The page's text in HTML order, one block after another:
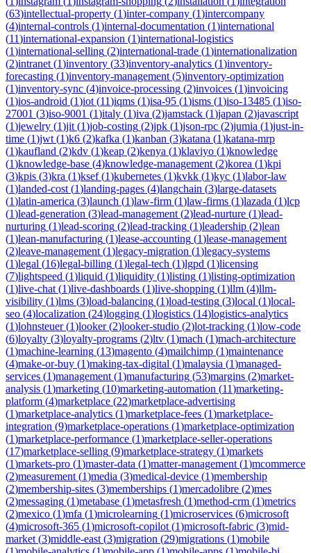
(63)intellectual-property (1)inter-company (1)intercompany
(4)internal-controls (1)internal-documentation (1)international
(11)international-expansion (1)international-logistics
(1)international-selling (2)international-trade (1)internationalization
(2)intranet (1)inventory (33)inventory-analytics (1)inventory-
forecasting (1)inventory-management (5)inventory-optimization
(1)inventory-sync (4)invoice-processing (2)invoices (1)invoicing
(1)ios-android (1)iot (11)iqms (1)isa-95 (1)isms (1)iso-13485 (1)iso-
27001 (3)iso-9001 (1)italy (1)iva (2)jamstack (1)japan (2)javascript
(1)jewelry (1)jit (1)job-costing (2)jpk (1)json-rpc (2)jumia (1)just-in-
time (1)jwt (1)k6 (2)kafka (1)kanban (3)katana (1)katana-mrp
(1)kaufland (2)kdv (1)keap (2)kenya (1)klaviyo (1)knowledge
(1)knowledge-base (4)knowledge-management (2)korea (1)kpi
(3)kpis (3)kra (1)ksef(1)kubernetes (1)kvkk (1)kyc (1)labor-law
(1)landed-cost (1)landing-pages (4)langchain (3)large-datasets
(1)latin-america (3)launch (1)law-firm (1)law-firms (1)lazada (1)lcp
(1)lead-generation (3)lead-management (2)lead-nurture (1)lead-
nurturing (1)lead-scoring (2)lead-tracking (1)leadership (2)lean
(1)lean-manufacturing (1)lease-accounting (1)lease-management
(2)leave-management (1)legacy-migration (1)legacy-systems
(1)legal (16)legal-billing (1)legal-tech (1)lgpd (1)licensing
(7)lightspeed (1)liquid (1)liquidity (1)listing (1)listing-optimization
(1)live-chat (1)live-dashboards (1)live-shopping (1)llm (4)llm-
visibility (1)lms (3)load-balancing (1)load-testing (3)local (1)local-
seo (4)localization (24)logging (1)logistics (14)logistics-analytics
(1)lohnsteuer(1)looker(2)looker-studio (2)lot-tracking (1)low-code
(6)loyalty (3)loyalty-programs (2)ltv (1)mach (1)mach-architecture
(1)machine-learning (13)magento (4)mailchimp (1)maintenance
(4)make-or-buy (1)making-tax-digital (1)malaysia (1)managed-
services (1)management (1)manufacturing (53)margins (2)market-
analysis (1)marketing (10)marketing-automation (11)marketing-
platform (4)marketplace (22)marketplace-advertising
(1)marketplace-analytics (1)marketplace-fees (1)marketplace-
integration (9)marketplace-operations (1)marketplace-optimization
(1)marketplace-performance (1)marketplace-seller-operations
(17)marketplace-selling (9)marketplace-strategy (1)markets
(1)markets-pro (1)master-data (1)matter-management (1)mcommerce
(2)measurement (1)media (3)medical-device (1)membership
(2)membership-sites (3)memberships (1)mercadolibre (2)mes
(2)messaging (1)metabase (1)metasfresh (1)method-crm (1)metrics
(2)mexico (1)mfa (1)microlearning (1)microservices (6)microsoft
(4)microsoft-365 (1)microsoft-copilot (1)microsoft-fabric (3)mid-
market (3)middle-east (3)migration (29)migrations (1)mobile